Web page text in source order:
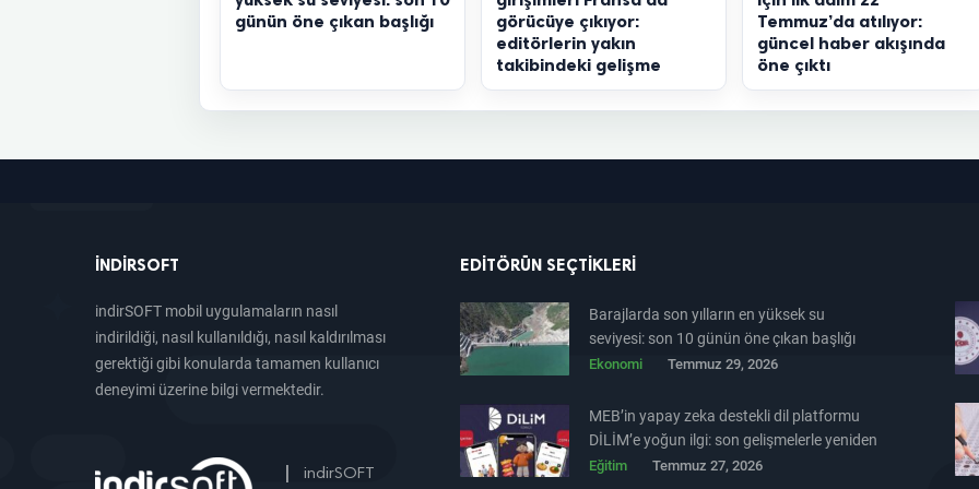
günün öne çıkan başlığı
görücüye çıkıyor:
editörlerin yakın
takibindeki gelişme
Temmuz’da atılıyor:
güncel haber akışında
öne çıktı
INDIRSOFT
indirSOFT mobil uygulamaların nasıl
indirildiği, nasıl kullanıldığı, nasıl kaldırılması
gerektiği gibi konularda tamamen kullanıcı
deneyimi üzerine bilgi vermektedir.
indirSOFT
EDITÖRÜN SEÇTIKLERI
Barajlarda son yılların en yüksek su
seviyesi: son 10 günün öne çıkan başlığı
Ekonomi Temmuz 29, 2026
MEB’in yapay zeka destekli dil platformu
DİLİM’e yoğun ilgi: son gelişmelerle yeniden
gündemde
Eğitim Temmuz 27, 2026